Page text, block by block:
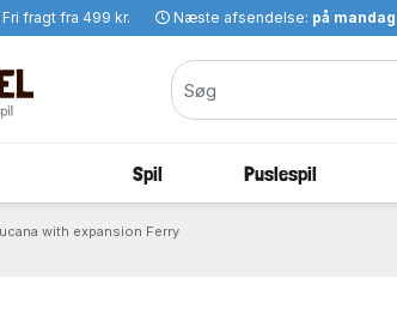
Fri fragt fra 499 kr. Næste afsendelse: på mandag
Spil Puslespil
with expansion Ferry